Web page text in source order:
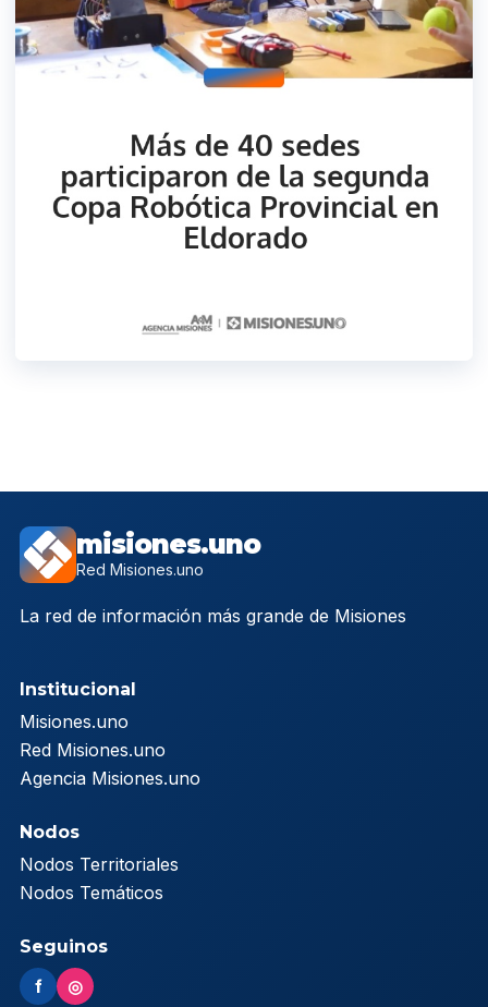
misiones.uno
Red Misiones.uno
La red de información más grande de Misiones
Institucional
Misiones.uno
Red Misiones.uno
Agencia Misiones.uno
Nodos
Nodos Territoriales
Nodos Temáticos
Seguinos
f ◎